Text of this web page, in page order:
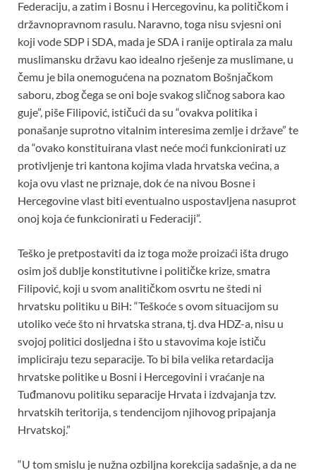
Federaciju, a zatim i Bosnu i Hercegovinu, ka političkom i
državnopravnom rasulu. Naravno, toga nisu svjesni oni
koji vode SDP i SDA, mada je SDA i ranije optirala za malu
muslimansku državu kao idealno rješenje za muslimane, u
čemu je bila onemogućena na poznatom Bošnjačkom
saboru, zbog čega se oni boje svakog sličnog sabora kao
guje”, piše Filipović, ističući da su “ovakva politika i
ponašanje suprotno vitalnim interesima zemlje i države” te
da “ovako konstituirana vlast neće moći funkcionirati uz
protivljenje tri kantona kojima vlada hrvatska većina, a
koja ovu vlast ne priznaje, dok će na nivou Bosne i
Hercegovine vlast biti eventualno uspostavljena nasuprot
onoj koja će funkcionirati u Federaciji”.
Teško je pretpostaviti da iz toga može proizaći išta drugo
osim još dublje konstitutivne i političke krize, smatra
Filipović, koji u svom analitičkom osvrtu ne štedi ni
hrvatsku politiku u BiH: “Teškoće s ovom situacijom su
utoliko veće što ni hrvatska strana, tj. dva HDZ-a, nisu u
svojoj politici dosljedna i što u stavovima koje ističu
impliciraju tezu separacije. To bi bila velika retardacija
hrvatske politike u Bosni i Hercegovini i vraćanje na
Tuđmanovu politiku separacije Hrvata i izdvajanja tzv.
hrvatskih teritorija, s tendencijom njihovog pripajanja
Hrvatskoj.”
“U tom smislu je nužna ozbiljna korekcija sadašnje, a da ne